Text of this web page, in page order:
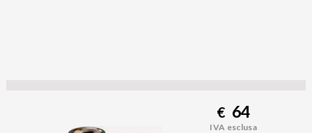
€ 64
IVA esclusa